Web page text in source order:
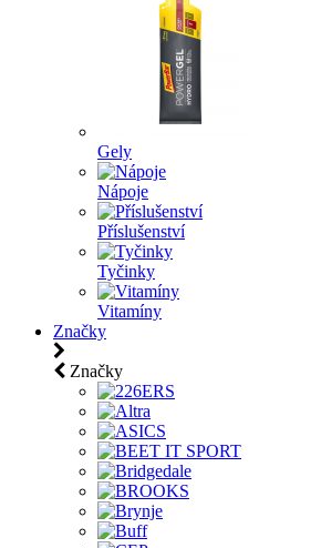
Gely
Nápoje
Příslušenství
Tyčinky
Vitamíny
Značky
Značky